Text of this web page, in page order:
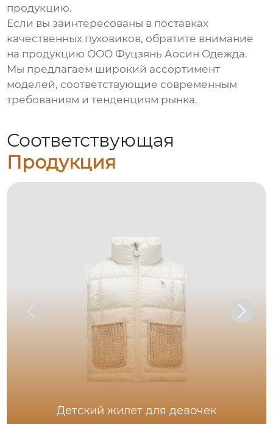
продукцию.
Если вы заинтересованы в поставках
качественных пуховиков, обратите внимание
на продукцию ООО Фуцзянь Аосин Одежда.
Мы предлагаем широкий ассортимент
моделей, соответствующие современным
требованиям и тенденциям рынка.
Соответствующая
Продукция
Детский жилет для девочек